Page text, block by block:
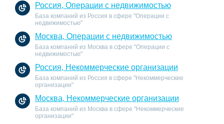
Россия, Операции с недвижимостью
База компаний из Россия в сфере "Операции с
недвижимостью"
Москва, Операции с недвижимостью
База компаний из Москва в сфере "Операции с
недвижимостью"
Россия, Некоммерческие организации
База компаний из Россия в сфере "Некоммерческие
организации"
Москва, Некоммерческие организации
База компаний из Москва в сфере "Некоммерческие
организации"